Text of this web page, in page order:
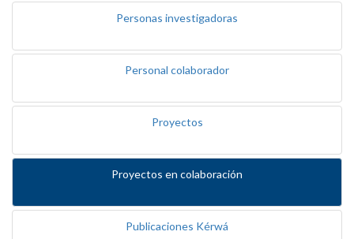
Personas investigadoras
Personal colaborador
Proyectos
Proyectos en colaboración
Publicaciones Kérwá